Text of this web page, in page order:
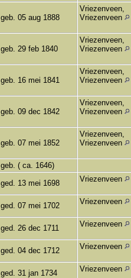
geb. 05 aug 1888
Vriezenveen,
Vriezenveen
geb. 29 feb 1840
Vriezenveen,
Vriezenveen
geb. 16 mei 1841
Vriezenveen,
Vriezenveen
geb. 09 dec 1842
Vriezenveen,
Vriezenveen
geb. 07 mei 1852
Vriezenveen,
Vriezenveen
geb. ( ca. 1646)
ged. 13 mei 1698 Vriezenveen
ged. 07 mei 1702 Vriezenveen
ged. 26 dec 1711 Vriezenveen
ged. 04 dec 1712 Vriezenveen
ged. 31 jan 1734 Vriezenveen